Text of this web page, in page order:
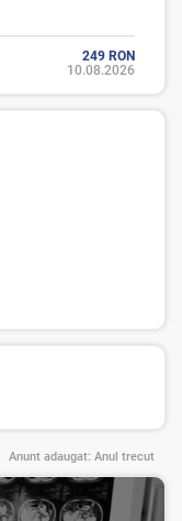
249 RON
10.08.2026
Anunt adaugat: Anul trecut